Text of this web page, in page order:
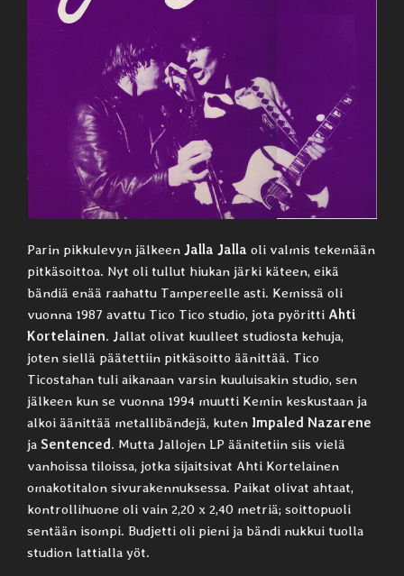
Parin pikkulevyn jälkeen Jalla Jalla oli valmis tekemään
pitkäsoittoa. Nyt oli tullut hiukan järki käteen, eikä
bändiä enää raahattu Tampereelle asti. Kemissä oli
vuonna 1987 avattu Tico Tico studio, jota pyöritti Ahti
Kortelainen. Jallat olivat kuulleet studiosta kehuja,
joten siellä päätettiin pitkäsoitto äänittää. Tico
Ticostahan tuli aikanaan varsin kuuluisakin studio, sen
jälkeen kun se vuonna 1994 muutti Kemin keskustaan ja
alkoi äänittää metallibändejä, kuten Impaled Nazarene
ja Sentenced. Mutta Jallojen LP äänitetiin siis vielä
vanhoissa tiloissa, jotka sijaitsivat Ahti Kortelainen
omakotitalon sivurakennuksessa. Paikat olivat ahtaat,
kontrollihuone oli vain 2,20 x 2,40 metriä; soittopuoli
sentään isompi. Budjetti oli pieni ja bändi nukkui tuolla
studion lattialla yöt.